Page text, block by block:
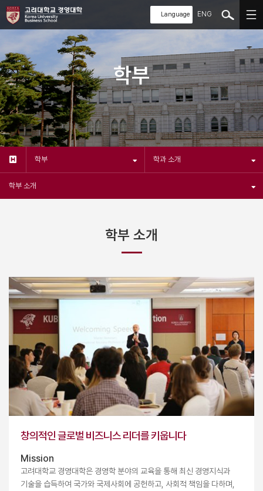
ENG
학부
학부 학과 소개
학부 소개
학부 소개
창의적인 글로벌 비즈니스 리더를 키웁니다
Mission
고려대학교 경영대학은 경영학 분야의 교육을 통해 최신 경영지식과
기술을 습득하여 국가와 국제사회에 공헌하고, 사회적 책임을 다하며,